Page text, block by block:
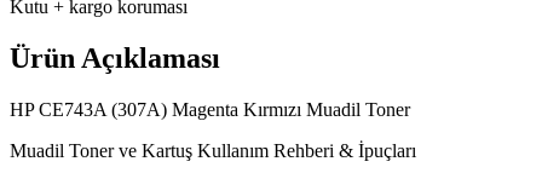
Kutu + kargo koruması
Ürün Açıklaması
HP CE743A (307A) Magenta Kırmızı Muadil Toner
Muadil Toner ve Kartuş Kullanım Rehberi & İpuçları